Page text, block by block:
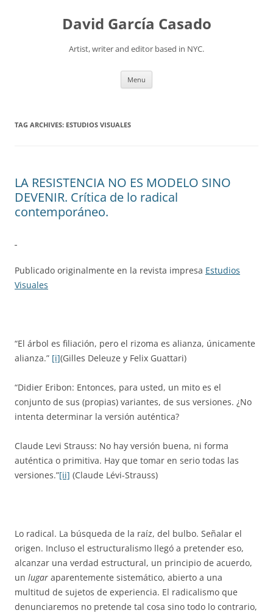
David García Casado
Artist, writer and editor based in NYC.
Menu
TAG ARCHIVES: ESTUDIOS VISUALES
LA RESISTENCIA NO ES MODELO SINO
DEVENIR. Crítica de lo radical
contemporáneo.
Publicado originalmente en la revista impresa Estudios
Visuales
“El árbol es filiación, pero el rizoma es alianza, únicamente
alianza.” [i](Gilles Deleuze y Felix Guattari)
“Didier Eribon: Entonces, para usted, un mito es el
conjunto de sus (propias) variantes, de sus versiones. ¿No
intenta determinar la versión auténtica?
Claude Levi Strauss: No hay versión buena, ni forma
auténtica o primitiva. Hay que tomar en serio todas las
versiones.”[ii] (Claude Lévi-Strauss)
Lo radical. La búsqueda de la raíz, del bulbo. Señalar el
origen. Incluso el estructuralismo llegó a pretender eso,
alcanzar una verdad estructural, un principio de acuerdo,
un lugar aparentemente sistemático, abierto a una
multitud de sujetos de experiencia. El radicalismo que
denunciaremos no pretende tal cosa sino todo lo contrario,